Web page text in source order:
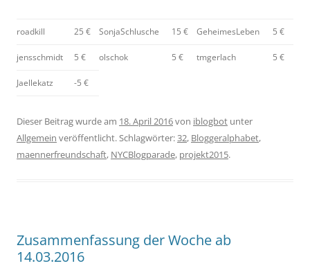
roadkill 25 € SonjaSchlusche 15 € GeheimesLeben 5 €
jensschmidt 5 € olschok 5 € tmgerlach 5 €
Jaellekatz -5 €
Dieser Beitrag wurde am 18. April 2016von iblogbot unter
Allgemein veröffentlicht. Schlagwörter:32, Bloggeralphabet,
maennerfreundschaft, NYCBlogparade, projekt2015.
Zusammenfassung der Woche ab
14.03.2016